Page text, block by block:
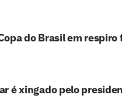
do Brasil em respiro
é xingado pelo